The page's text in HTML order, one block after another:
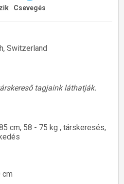
Csevegés
Switzerland
tagjaink láthatják.
cm, 58 - 75 kg , társkeresés,
cm